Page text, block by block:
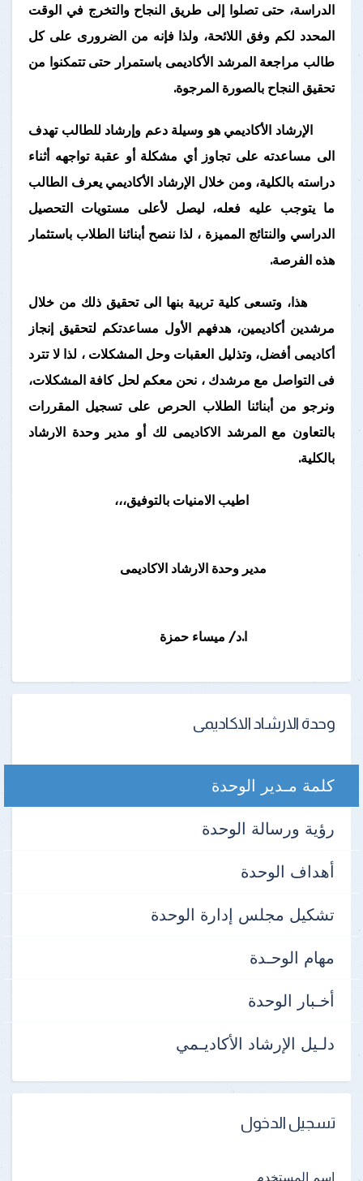
الدراسة، حتى تصلوا إلى طريق النجاح والتخرج في الوقت
المحدد لكم وفق اللائحة، ولذا فإنه من الضرورى على كل
طالب مراجعة المرشد الأكاديمى باستمرار حتى تتمكنوا من
تحقيق النجاح بالصورة المرجوة.
الإرشاد الأكاديمي هو وسيلة دعم وإرشاد للطالب تهدف
الى مساعدته على تجاوز أي مشكلة أو عقبة تواجهه أثناء
دراسته بالكلية، ومن خلال الإرشاد الأكاديمي يعرف الطالب
ما يتوجب عليه فعله، ليصل لأعلى مستويات التحصيل
الدراسي والنتائج المميزة ، لذا ننصح أبنائنا الطلاب باستثمار
هذه الفرصة.
هذا، وتسعى كلية تربية بنها الى تحقيق ذلك من خلال
مرشدين أكاديمين، هدفهم الأول مساعدتكم لتحقيق إنجاز
أكاديمى أفضل، وتذليل العقبات وحل المشكلات ، لذا لا تترد
فى التواصل مع مرشدك ، نحن معكم لحل كافة المشكلات،
ونرجو من أبنائنا الطلاب الحرص على تسجيل المقررات
بالتعاون مع المرشد الاكاديمى لك أو مدير وحدة الارشاد
بالكلية.
اطيب الامنيات بالتوفيق،،،
مدير وحدة الارشاد الاكاديمى
ا.د/ ميساء حمزة
وحدة الارشاد الاكاديمى
كلمة مـدير الوحدة
رؤية ورسالة الوحدة
أهداف الوحدة
تشكيل مجلس إدارة الوحدة
مهام الوحـدة
أخـبار الوحدة
دلـيل الإرشاد الأكاديـمي
تسجيل الدخول
اسم المستخدم